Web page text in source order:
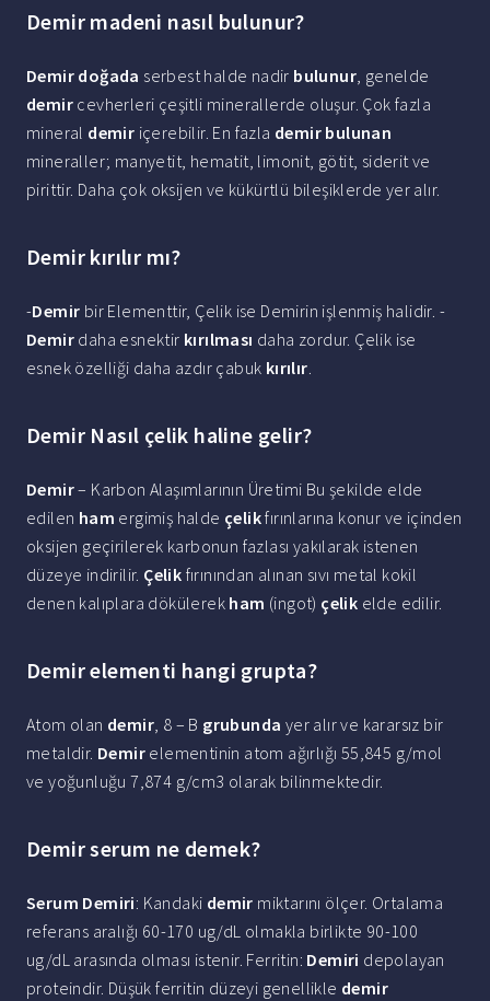
Demir madeni nasıl bulunur?
Demir doğada serbest halde nadir bulunur, genelde
demir cevherleri çeşitli minerallerde oluşur. Çok fazla
mineral demir içerebilir. En fazla demir bulunan
mineraller; manyetit, hematit, limonit, götit, siderit ve
pirittir. Daha çok oksijen ve kükürtlü bileşiklerde yer alır.
Demir kırılır mı?
-Demir bir Elementtir, Çelik ise Demirin işlenmiş halidir. -
Demir daha esnektir kırılması daha zordur. Çelik ise
esnek özelliği daha azdır çabuk kırılır.
Demir Nasıl çelik haline gelir?
Demir– Karbon Alaşımlarının Üretimi Bu şekilde elde
edilen ham ergimiş halde çelikfırınlarına konur ve içinden
oksijen geçirilerek karbonun fazlası yakılarak istenen
düzeye indirilir. Çelik fırınından alınan sıvı metal kokil
denen kalıplara dökülerek ham (ingot) çelik elde edilir.
Demir elementi hangi grupta?
Atom olan demir, 8 – B grubunda yer alır ve kararsız bir
metaldir. Demir elementinin atom ağırlığı 55,845 g/mol
ve yoğunluğu 7,874 g/cm3 olarak bilinmektedir.
Demir serum ne demek?
Serum Demiri: Kandaki demir miktarını ölçer. Ortalama
referans aralığı 60-170 ug/dL olmakla birlikte 90-100
ug/dL arasında olması istenir. Ferritin: Demiri depolayan
proteindir. Düşük ferritin düzeyi genellikle demir